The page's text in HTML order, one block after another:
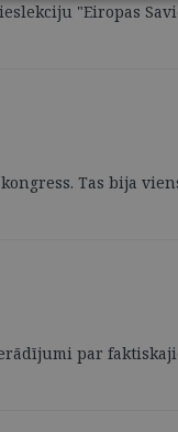
"Eiropas
Tas bija
par